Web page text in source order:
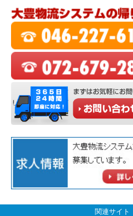
関連サイト